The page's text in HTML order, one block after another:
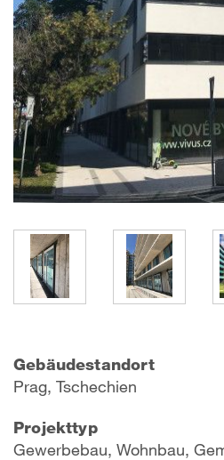
Gebäudestandort
Prag, Tschechien
Projekttyp
Gewerbebau, Wohnbau,